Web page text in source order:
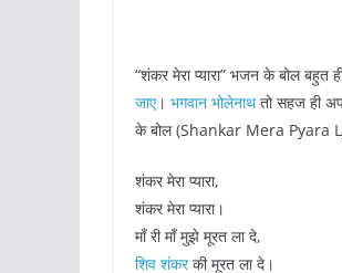
“शंकर मेरा प्यारा” भजन के बोल बहुत
जाए। भगवान भोलेनाथतो सहज ही
के बोल (Shankar Mera Pyara
शंकर मेरा प्यारा,
शंकर मेरा प्यारा।
माँ री माँ मुझे मूरत ला दे,
शिव शंकरकी मूरत ला दे।